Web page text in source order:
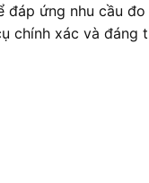
ứng nhu cầu
chính xác và đáng